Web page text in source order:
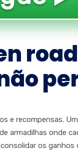
e recompensas.
armadilhas onde
os ganhos